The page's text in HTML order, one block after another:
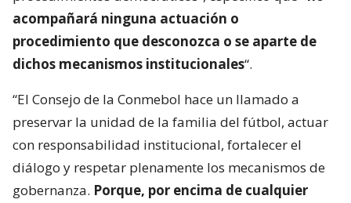
acompañará ninguna actuación o
procedimiento que desconozca o se aparte de
dichos mecanismos institucionales“.
“El Consejo de la Conmebol hace un llamado a
preservar la unidad de la familia del fútbol, actuar
con responsabilidad institucional, fortalecer el
diálogo y respetar plenamente los mecanismos de
gobernanza. Porque, por encima de cualquier